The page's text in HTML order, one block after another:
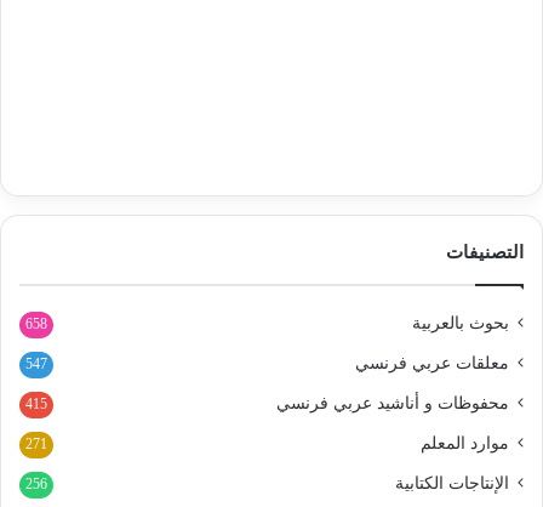
التصنيفات
بحوث بالعربية 658
معلقات عربي فرنسي 547
محفوظات و أناشيد عربي فرنسي 415
موارد المعلم 271
الإنتاجات الكتابية 256